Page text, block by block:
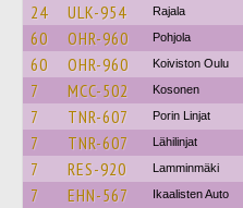
24 ULK-954 Rajala
60 OHR-960 Pohjola
60 OHR-960 Koiviston Oulu
7 MCC-502 Kosonen
7 TNR-607 Porin Linjat
7 TNR-607 Lähilinjat
7 RES-920 Lamminmäki
7 EHN-567 Ikaalisten Auto